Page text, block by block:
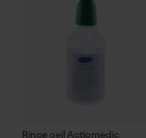
Rince oeil Actiomedic